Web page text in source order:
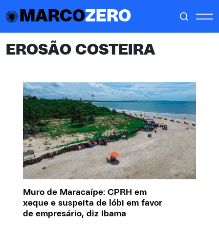
MARCOZERO
EROSÃO COSTEIRA
Muro de Maracaípe: CPRH em
xeque e suspeita de lóbi em favor
de empresário, diz Ibama